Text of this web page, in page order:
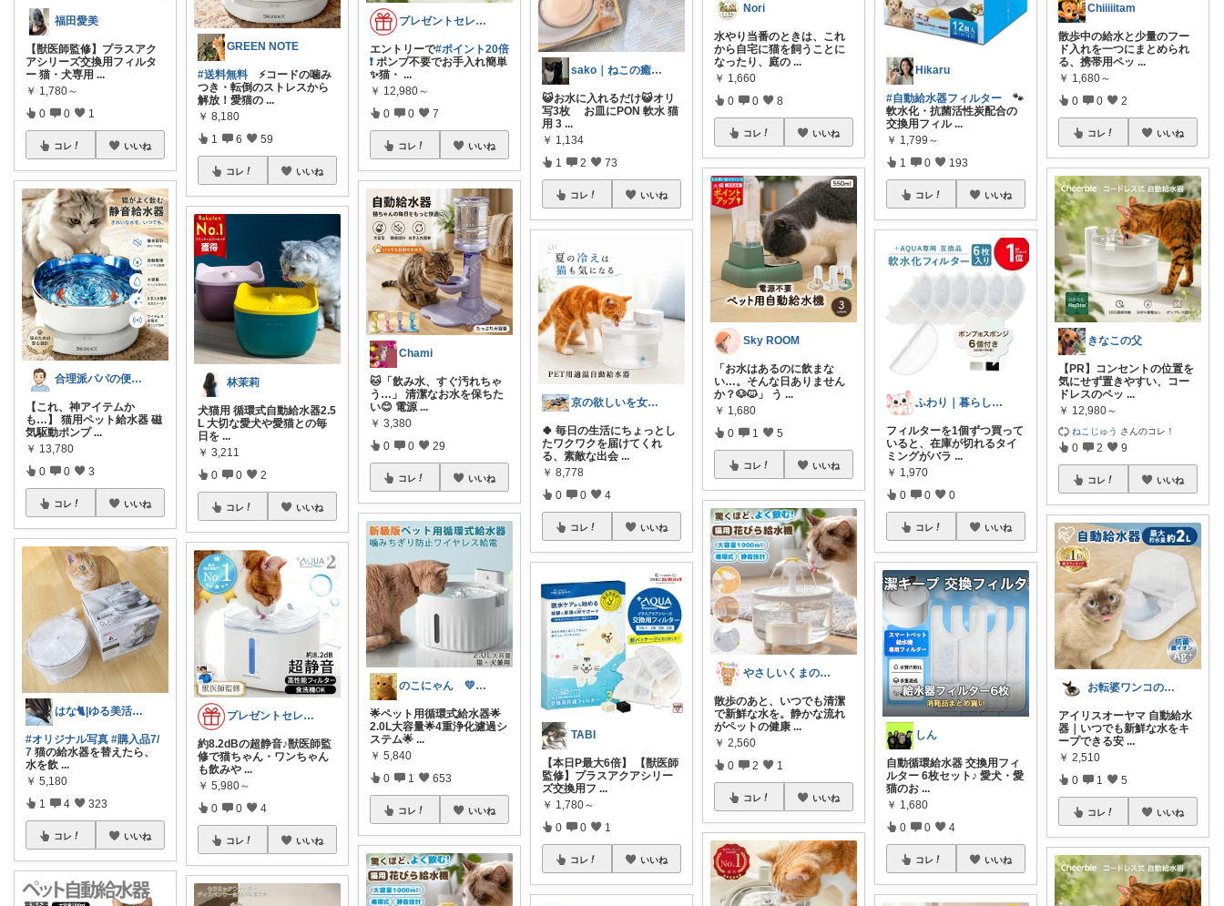
福田愛美
【獣医師監修】プラスアク
アシリーズ交換用フィルタ
ー 猫・犬専用 ...
￥ 1,780～
0 0 1
コレ いいね
合理派パパの便利グッズ
【これ、神アイテムか
も…】 猫用ペット給水器 磁
気駆動ポンプ...
￥ 13,780
0 0 3
コレ いいね
はな🐈|ゆる美活と暮らし
#オリジナル写真 #購入品7/
7 猫の給水器を替えたら、
水を飲 ...
￥ 5,180
1 4 323
コレ いいね
GREEN NOTE
#送料無料 ⚡コードの噛み
つき・転倒のストレスから
解放！愛猫の ...
￥ 8,180
1 6 59
コレ いいね
林茉莉
犬猫用 循環式自動給水器2.5
L 大切な愛犬や愛猫との毎
日を ...
￥ 3,211
0 0 2
コレ いいね
プレゼントセレクト館024
約8.2dBの超静音♪獣医師監
修で猫ちゃん・ワンちゃん
も飲みや ...
￥ 5,980～
0 0 4
コレ いいね
プレゼントセレクト館024
エントリーで#ポイント20倍
❗ ポンプ不要でお手入れ簡単
✨猫・ ...
￥ 12,980～
0 0 7
コレ いいね
Chami
🐱「飲み水、すぐ汚れちゃ
う…」 清潔なお水を保ちた
い😊 電源 ...
￥ 3,380
0 0 29
コレ いいね
のこにゃん 💛ねこ3匹と暮らす🐾
🌟ペット用循環式給水器🌟
2.0L大容量🌟4重浄化濾過シ
ステム🌟 ...
￥ 5,840
0 1 653
コレ いいね
sako｜ねこの癒し(=^・^=)
😺お水に入れるだけ😺オリ
写3枚 お皿にPON 軟水 猫
用 3 ...
￥ 1,134
1 2 73
コレ いいね
京の欲しいを女性に向けて
🍀 毎日の生活にちょっとし
たワクワクを届けてくれ
る、素敵な出会 ...
￥ 8,778
0 0 4
コレ いいね
TABI
【本日P最大6倍】 【獣医師
監修】プラスアクアシリー
ズ交換用フ ...
￥ 1,780～
0 0 1
コレ いいね
Nori
水やり当番のときは、これ
から自宅に猫を飼うことに
なったり、庭の ...
￥ 1,660
0 0 8
コレ いいね
Sky ROOM
「お水はあるのに飲まな
い…。そんな日ありません
か？🐶🐱」 う ...
￥ 1,680
0 1 5
コレ いいね
やさしいくまの愛用品
散歩のあと、いつでも清潔
で新鮮な水を。静かな流れ
がペットの健康 ...
￥ 2,560
0 2 1
コレ いいね
Hikaru
#自動給水器フィルター 🐾
軟水化・抗菌活性炭配合の
交換用フィル ...
￥ 1,799～
1 0 193
コレ いいね
ふわり｜暮らしの負担をかるくする日用品
フィルターを1個ずつ買って
いると、在庫が切れるタイ
ミングがバラ ...
￥ 1,970
0 0 0
コレ いいね
しん
自動循環給水器 交換用フィ
ルター 6枚セット♪ 愛犬・愛
猫のお ...
￥ 1,680
0 0 4
コレ いいね
Chiiiiitam
散歩中の給水と少量のフー
ド入れを一つにまとめられ
る、携帯用ペッ ...
￥ 1,680～
0 0 2
コレ いいね
きなこの父
【PR】コンセントの位置を
気にせず置きやすい、コー
ドレスのペッ ...
￥ 12,980～
ねこじゅう さんのコレ！
0 2 9
コレ いいね
お転婆ワンコの飼い主
アイリスオーヤマ 自動給水
器｜いつでも新鮮な水をキ
ープできる安 ...
￥ 2,510
0 1 5
コレ いいね